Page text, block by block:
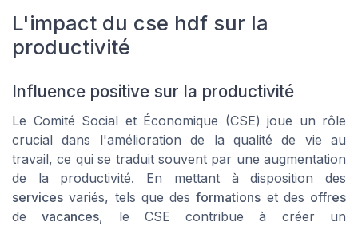
L'impact du cse hdf sur la
productivité
Influence positive sur la productivité
Le Comité Social et Économique (CSE) joue un rôle
crucial dans l'amélioration de la qualité de vie au
travail, ce qui se traduit souvent par une augmentation
de la productivité. En mettant à disposition des
services variés, tels que desformations et des offres
devacances, le CSE contribue à créer un